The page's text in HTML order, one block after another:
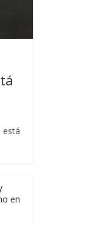
está
en